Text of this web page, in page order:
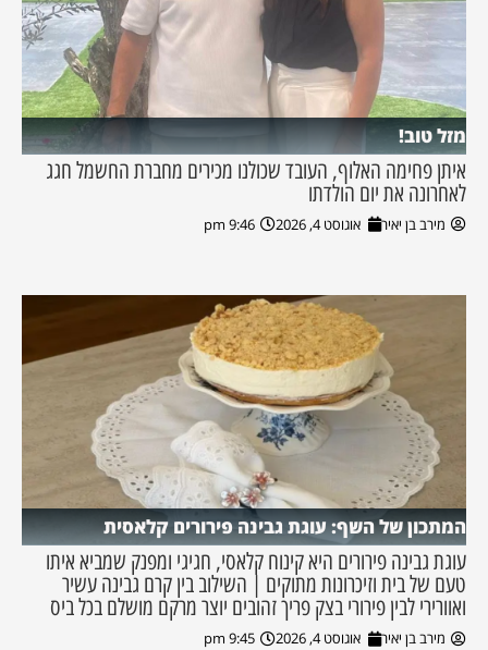
מזל טוב!
איתן פחימה האלוף, העובד שכולנו מכירים מחברת החשמל חגג
לאחרונה את יום הולדתו
מירב בן יאיר אוגוסט 4, 2026 9:46 pm
המתכון של השף: עוגת גבינה פירורים קלאסית
עוגת גבינה פירורים היא קינוח קלאסי, חגיגי ומפנק שמביא איתו
טעם של בית וזיכרונות מתוקים | השילוב בין קרם גבינה עשיר
ואוורירי לבין פירורי בצק פריך זהובים יוצר מרקם מושלם בכל ביס
מירב בן יאיר אוגוסט 4, 2026 9:45 pm